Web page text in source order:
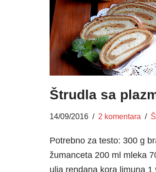
Štrudla sa
14/09/2016 2 komentara
Potrebno za testo: 300 g
žumanceta 200 ml mleka
ulja rendana kora limuna